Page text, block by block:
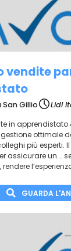
vendite
San Gillio
Lidl
in apprendistato
ottimale
più esperti.
assicurare un...
GUARDA